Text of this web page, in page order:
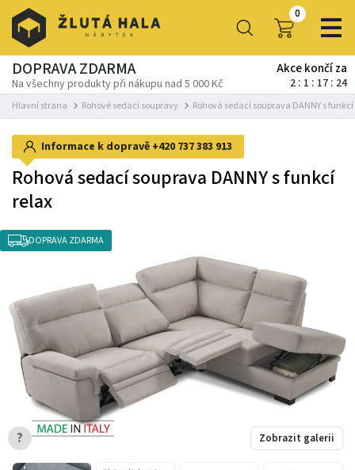
0
DOPRAVA ZDARMA
Na všechny produkty při nákupu nad 5 000 Kč
Akce končí za
2 1 17 23
Hlavní strana Rohové sedací soupravy Rohová sedací souprava DANNY s
Informace k dopravě +420 737 383 913
Rohová sedací souprava DANNY s funkcí
relax
DOPRAVA ZDARMA
Zobrazit galerii
?